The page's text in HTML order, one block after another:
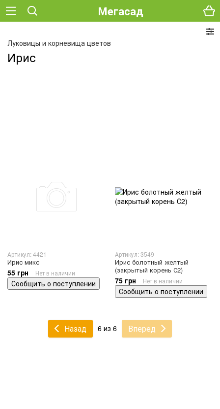
Мегасад
Луковицы и корневища цветов
Ирис
Артикул: 4421
Ирис микс
55 грн Нет в наличии
Сообщить о поступлении
Артикул: 3549
Ирис болотный желтый
(закрытый корень С2)
75 грн Нет в наличии
Сообщить о поступлении
Назад 6 из 6 Вперед